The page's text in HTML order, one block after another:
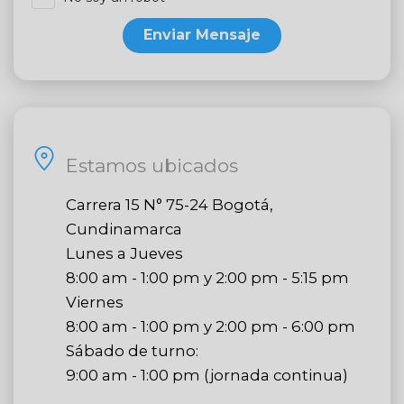
Enviar Mensaje
Estamos ubicados
Carrera 15 N° 75-24 Bogotá,
Cundinamarca
Lunes a Jueves
8:00 am - 1:00 pm y 2:00 pm - 5:15 pm
Viernes
8:00 am - 1:00 pm y 2:00 pm - 6:00 pm
Sábado de turno:
9:00 am - 1:00 pm (jornada continua)